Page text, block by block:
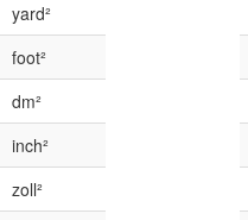
yard²
foot²
dm²
inch²
zoll²